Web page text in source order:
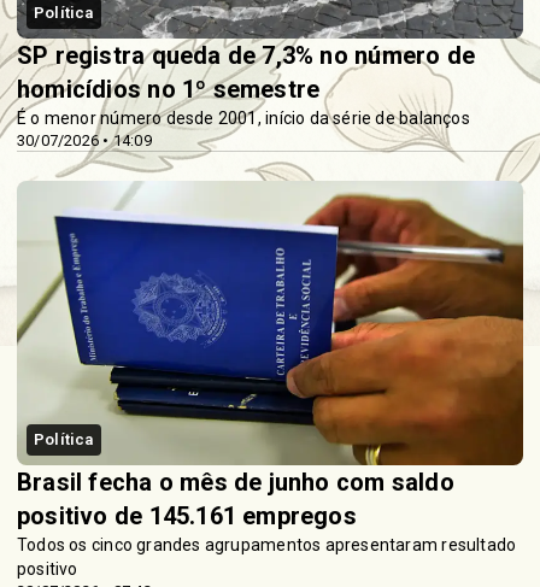
Política
30/07/2026 • 14:09
SP registra queda de 7,3% no número de
homicídios no 1º semestre
É o menor número desde 2001, início da série de balanços
Política
Brasil fecha o mês de junho com saldo
positivo de 145.161 empregos
Todos os cinco grandes agrupamentos apresentaram resultado
positivo